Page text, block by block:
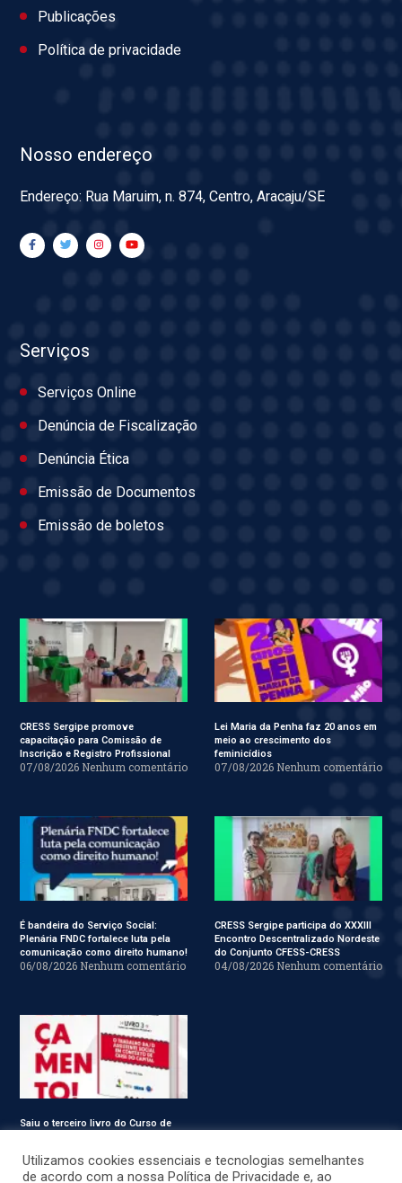
Publicações
Política de privacidade
Nosso endereço
Endereço: Rua Maruim, n. 874, Centro, Aracaju/SE
Serviços
Serviços Online
Denúncia de Fiscalização
Denúncia Ética
Emissão de Documentos
Emissão de boletos
CRESS Sergipe promove
capacitação para Comissão de
Inscrição e Registro Profissional
07/08/2026 Nenhum comentário
Lei Maria da Penha faz 20 anos em
meio ao crescimento dos
feminicídios
07/08/2026 Nenhum comentário
É bandeira do Serviço Social:
Plenária FNDC fortalece luta pela
comunicação como direito humano!
06/08/2026 Nenhum comentário
CRESS Sergipe participa do XXXIII
Encontro Descentralizado Nordeste
do Conjunto CFESS-CRESS
04/08/2026 Nenhum comentário
Saiu o terceiro livro do Curso de
Utilizamos cookies essenciais e tecnologias semelhantes
de acordo com a nossa Política de Privacidade e, ao